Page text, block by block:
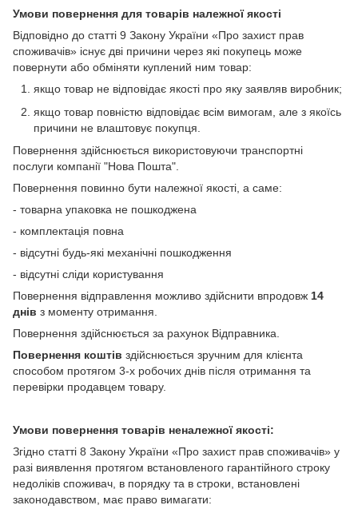
Умови повернення для товарів належної якості
Відповідно до статті 9 Закону України «Про захист прав
споживачів» існує дві причини через які покупець може
повернути або обміняти куплений ним товар:
якщо товар не відповідає якості про яку заявляв виробник;
якщо товар повністю відповідає всім вимогам, але з якоїсь
причини не влаштовує покупця.
Повернення здійснюється використовуючи транспортні
послуги компанії "Нова Пошта".
Повернення повинно бути належної якості, а саме:
- товарна упаковка не пошкоджена
- комплектація повна
- відсутні будь-які механічні пошкодження
- відсутні сліди користування
Повернення відправлення можливо здійснити впродовж 14
днів з моменту отримання.
Повернення здійснюється за рахунок Відправника.
Повернення коштів здійснюється зручним для клієнта
способом протягом 3-х робочих днів після отримання та
перевірки продавцем товару.
Умови повернення товарів неналежної якості:
Згідно статті 8 Закону України «Про захист прав споживачів» у
разі виявлення протягом встановленого гарантійного строку
недоліків споживач, в порядку та в строки, встановлені
законодавством, має право вимагати: